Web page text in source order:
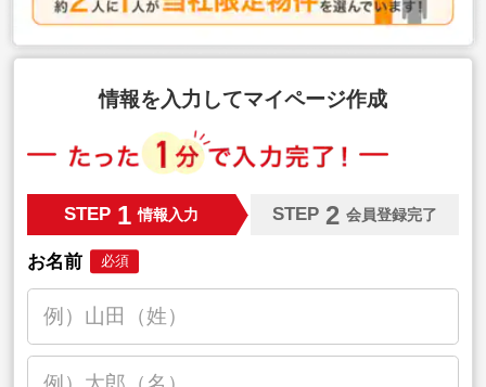
情報を入力してマイページ作成
STEP 1 情報入力 STEP 2 会員登録完了
お名前 必須